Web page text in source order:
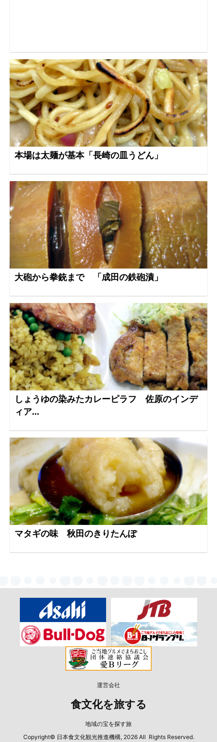
本場は太麺が基本「長崎の皿うどん」
大砲から拳銃まで 「成田の鉄砲漬」
しょうゆの染みたカレーピラフ 佐原のインデ
ィア...
マタギの味 秋田のきりたんぽ
運営会社
食文化を旅する
地域の宝を探す旅
Copyright© 日本食文化観光推進機構, 2026 All Rights Reserved.